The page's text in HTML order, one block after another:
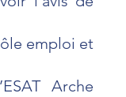
emploi et
Arche